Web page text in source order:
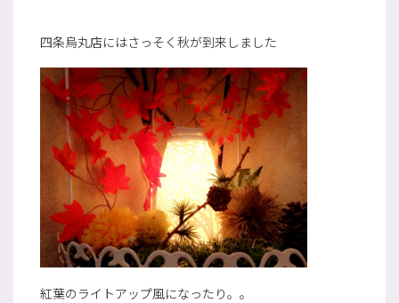
四条烏丸店にはさっそく秋が到来しました
紅葉のライトアップ風になったり。。